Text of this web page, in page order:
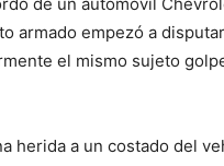
armado empezó a
el mismo sujeto
herida a un costado del